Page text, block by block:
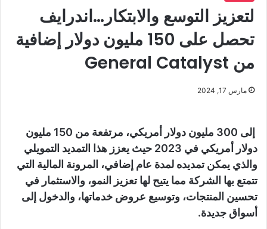
لتعزيز التوسع والابتكار…اندرايف
تحصل على 150 مليون دولار إضافية
من General Catalyst
مارس 17, 2024
إلى 300 مليون دولار أمريكي، مرتفعة من 150 مليون
دولار أمريكي في 2023 حيث يعزز هذا التمديد التمويلي
والذي يمكن تمديده لمدة عام إضافي، المرونة المالية التي
تتمتع بها الشركة مما يتيح لها تعزيز النمو، والاستثمار في
تحسين المنتجات، وتوسيع عروض خدماتها، والدخول إلى
أسواق جديدة.